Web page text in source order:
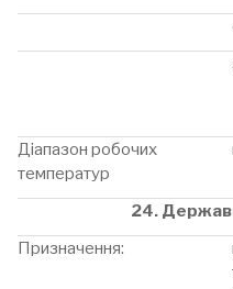
Діапазон робочих
температур
24.
Призначення: